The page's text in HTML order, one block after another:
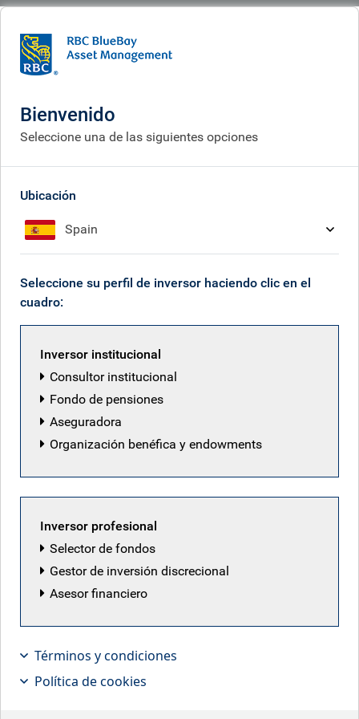
What we think
Estrategia RBC EM ex-China
ha derivado en cinco años
de sólidos resultados
Oct 07, 2025
Miya Tailor
RBC Emerging Markets Equity team
Bienvenido
Seleccione una de las siguientes opciones
Ubicación
Spain
Seleccione su perfil de inversor haciendo clic en el
cuadro:
Inversor institucional
Consultor institucional
Fondo de pensiones
Aseguradora
Organización benéfica y endowments
Inversor profesional
Selector de fondos
Gestor de inversión discrecional
Asesor financiero
Términos y condiciones
Política de cookies